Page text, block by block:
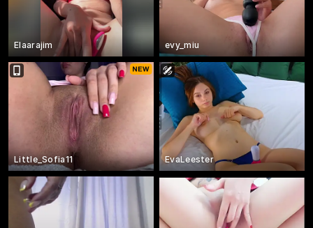
Elaarajim evy_miu
Little_Sofia11 EvaLeester